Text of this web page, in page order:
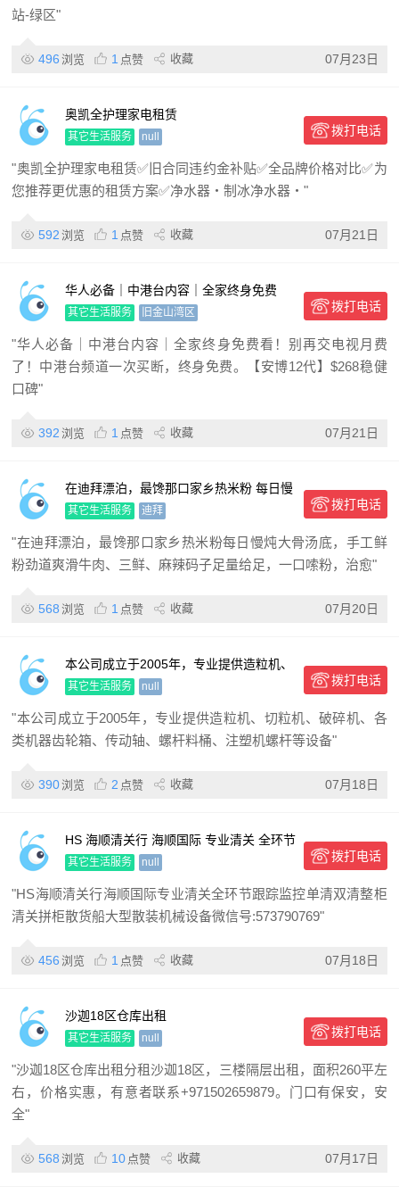
站-绿区"
496 浏览 1 点赞 收藏 07月23日
奥凯全护理家电租赁
其它生活服务 null 拨打电话
"奥凯全护理家电租赁✅旧合同违约金补贴✅全品牌价格对比✅为
您推荐更优惠的租赁方案✅净水器・制冰净水器・"
592 浏览 1 点赞 收藏 07月21日
华人必备｜中港台内容｜全家终身免费
看！
其它生活服务 旧金山湾区 拨打电话
"华人必备｜中港台内容｜全家终身免费看！别再交电视月费
了！中港台频道一次买断，终身免费。【安博12代】$268稳健
口碑"
392 浏览 1 点赞 收藏 07月21日
在迪拜漂泊，最馋那口家乡热米粉 每日慢
炖大骨汤底，手工鲜粉劲道爽滑
其它生活服务 迪拜 拨打电话
"在迪拜漂泊，最馋那口家乡热米粉每日慢炖大骨汤底，手工鲜
粉劲道爽滑牛肉、三鲜、麻辣码子足量给足，一口嗦粉，治愈"
568 浏览 1 点赞 收藏 07月20日
本公司成立于2005年，专业提供造粒机、
切粒机、破碎机、各类机器齿轮箱、传动
轴、螺杆料桶、注塑机螺杆
其它生活服务 null 拨打电话
"本公司成立于2005年，专业提供造粒机、切粒机、破碎机、各
类机器齿轮箱、传动轴、螺杆料桶、注塑机螺杆等设备"
390浏览 2 点赞 收藏 07月18日
HS 海顺清关行 海顺国际 专业清关 全环节
跟踪监控 单清 双清 整柜清关拼柜散货船
其它生活服务 null 拨打电话
"HS海顺清关行海顺国际专业清关全环节跟踪监控单清双清整柜
清关拼柜散货船大型散装机械设备微信号:573790769"
456 浏览 1 点赞 收藏 07月18日
沙迦18区仓库出租
其它生活服务 null 拨打电话
"沙迦18区仓库出租分租沙迦18区，三楼隔层出租，面积260平左
右，价格实惠，有意者联系+971502659879。门口有保安，安
全"
568 浏览 10 点赞 收藏 07月17日